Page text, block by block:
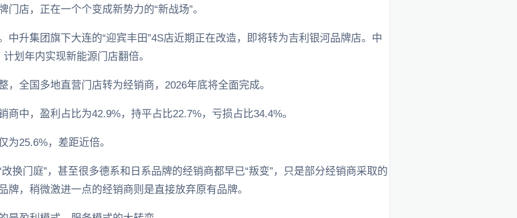
店，正在一个个变成新势力的“新战场”。
中升集团旗下大连的“迎宾丰田”4S店近期正在改造，即将转为吉利银河品牌店。中
划年内实现新能源门店翻倍。
，全国多地直营门店转为经销商，2026年底将全面完成。
中，盈利占比为42.9%，持平占比22.7%，亏损占比34.4%。
为25.6%，差距近倍。
换门庭”，甚至很多德系和日系品牌的经销商都早已“叛变”，只是部分经销商采取的
，稍微激进一点的经销商则是直接放弃原有品牌。